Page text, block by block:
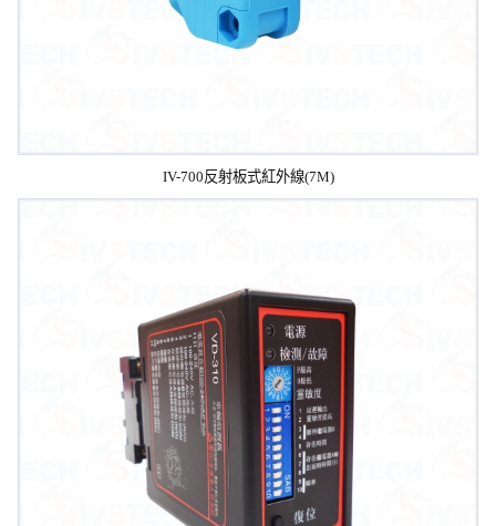
IV-700反射板式紅外線(7M)